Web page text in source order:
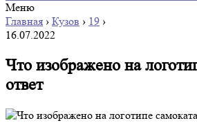
Меню
Главная › Кузов › 19 ›
16.07.2022
Что изображено на
ответ